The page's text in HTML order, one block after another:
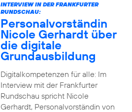
INTERVIEW IN DER FRANKFURTER
RUNDSCHAU:
Personalvorständin
Nicole Gerhardt über
die digitale
Grundausbildung
Digitalkompetenzen für alle: Im
Interview mit der Frankfurter
Rundschau spricht Nicole
Gerhardt, Personalvorständin von